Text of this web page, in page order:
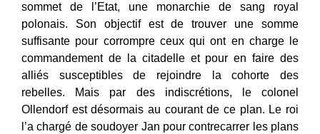
sommet de l’Etat, une monarchie de sang royal
polonais. Son objectif est de trouver une somme
suffisante pour corrompre ceux qui ont en charge le
commandement de la citadelle et pour en faire des
alliés susceptibles de rejoindre la cohorte des
rebelles. Mais par des indiscrétions, le colonel
Ollendorf est désormais au courant de ce plan. Le roi
l’a chargé de soudoyer Jan pour contrecarrer les plans